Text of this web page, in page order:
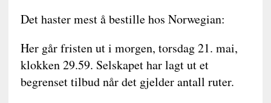
Det haster mest å bestille hos Norwegian:
Her går fristen ut i morgen, torsdag 21. mai,
klokken 29.59. Selskapet har lagt ut et
begrenset tilbud når det gjelder antall ruter.